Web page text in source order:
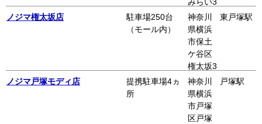
-5-1 3
階 MAR
K IS
ノジマ権太坂店
駐車場250台
（モール内）
神奈川
県横浜
市保土
ケ谷区
権太坂3
-1-3
東戸塚駅
ノジマ戸塚モディ店
提携駐車場4ヵ
所
神奈川
県横浜
市戸塚
区戸塚
戸塚駅